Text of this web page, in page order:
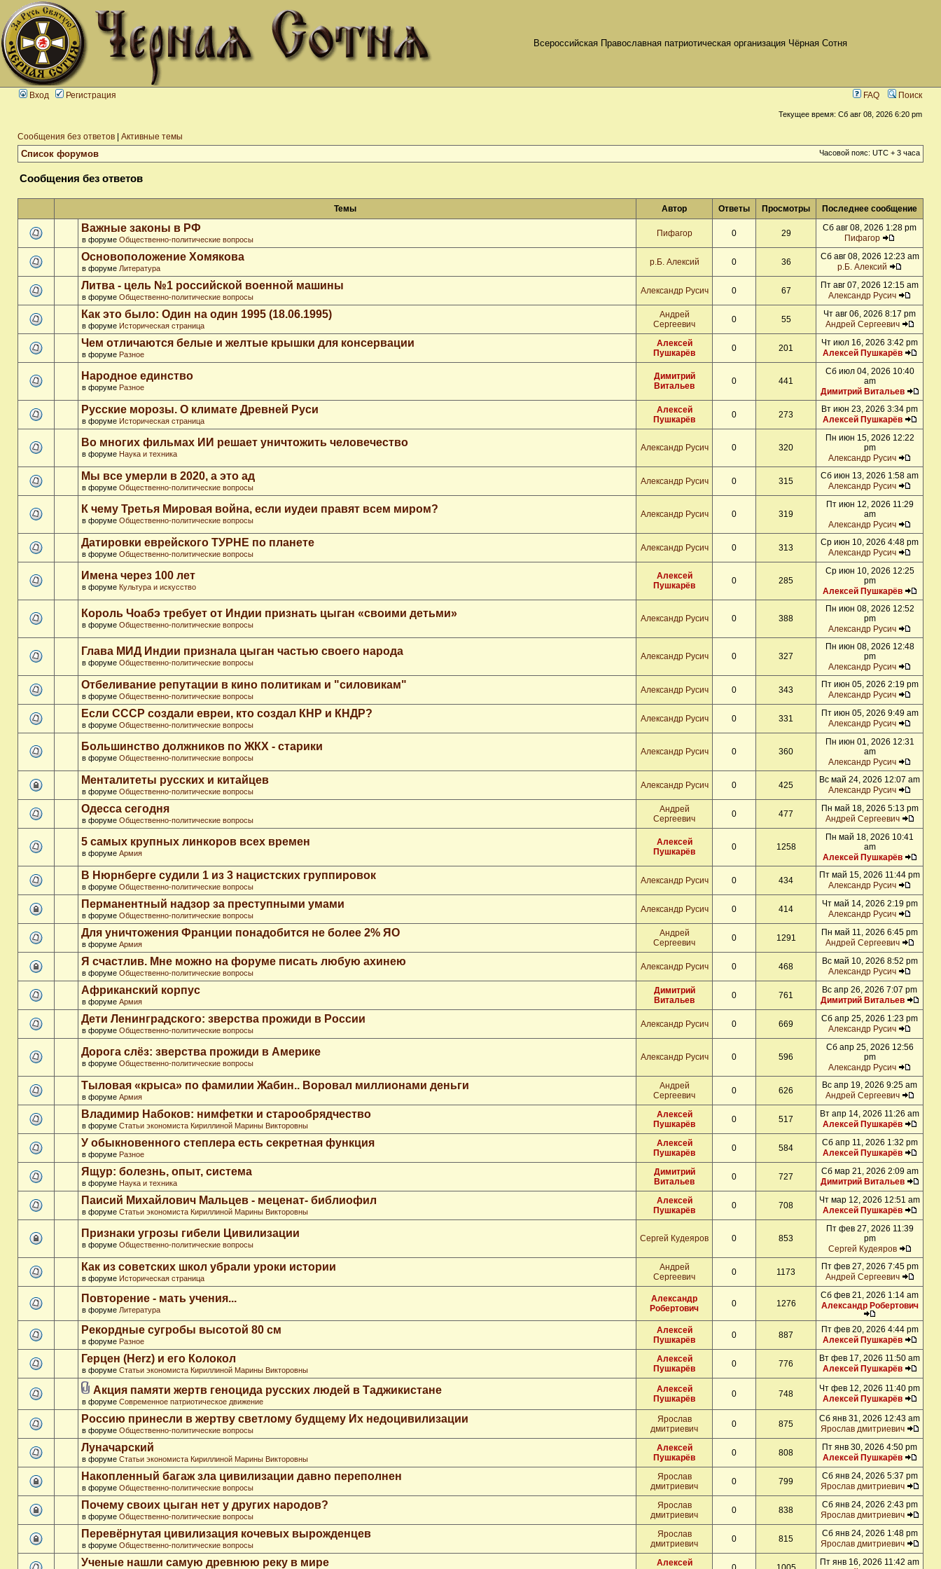
Всероссийская Православная патриотическая организация Чёрная Сотня
Вход Регистрация FAQ Поиск
Текущее время: Сб авг 08, 2026 6:20 pm
Сообщения без ответов Активные темы
Список форумов Часовой пояс: UTC + 3 часа
Сообщения без ответов
Темы Автор Ответы Просмотры Последнее сообщение
Важные законы в РФ
в форуме Общественно-политические вопросы
Пифагор 0 29
Сб авг 08, 2026 1:28 pm
Пифагор
Основоположение Хомякова
в форуме Литература
р.Б. Алексий 0 36
Сб авг 08, 2026 12:23 am
р.Б. Алексий
Литва - цель №1 российской военной машины
в форуме Общественно-политические вопросы
Александр Русич 0 67
Пт авг 07, 2026 12:15 am
Александр Русич
Как это было: Один на один 1995 (18.06.1995)
в форуме Историческая страница
Андрей
Сергеевич
0 55
Чт авг 06, 2026 8:17 pm
Андрей Сергеевич
Чем отличаются белые и желтые крышки для консервации
в форуме Разное
Алексей
Пушкарёв
0 201
Чт июл 16, 2026 3:42 pm
Алексей Пушкарёв
Народное единство
в форуме Разное
Димитрий
Витальев
0 441
Сб июл 04, 2026 10:40
am
Димитрий Витальев
Русские морозы. О климате Древней Руси
в форуме Историческая страница
Алексей
Пушкарёв
0 273
Вт июн 23, 2026 3:34 pm
Алексей Пушкарёв
Во многих фильмах ИИ решает уничтожить человечество
в форуме Наука и техника
Александр Русич 0 320
Пн июн 15, 2026 12:22
pm
Александр Русич
Мы все умерли в 2020, а это ад
в форуме Общественно-политические вопросы
Александр Русич 0 315
Сб июн 13, 2026 1:58 am
Александр Русич
К чему Третья Мировая война, если иудеи правят всем миром?
в форуме Общественно-политические вопросы
Александр Русич 0 319
Пт июн 12, 2026 11:29
am
Александр Русич
Датировки еврейского ТУРНЕ по планете
в форуме Общественно-политические вопросы
Александр Русич 0 313
Ср июн 10, 2026 4:48 pm
Александр Русич
Имена через 100 лет
в форуме Культура и искусство
Алексей
Пушкарёв
0 285
Ср июн 10, 2026 12:25
pm
Алексей Пушкарёв
Король Чоабэ требует от Индии признать цыган «своими детьми»
в форуме Общественно-политические вопросы
Александр Русич 0 388
Пн июн 08, 2026 12:52
pm
Александр Русич
Глава МИД Индии признала цыган частью своего народа
в форуме Общественно-политические вопросы
Александр Русич 0 327
Пн июн 08, 2026 12:48
pm
Александр Русич
Отбеливание репутации в кино политикам и "силовикам"
в форуме Общественно-политические вопросы
Александр Русич 0 343
Пт июн 05, 2026 2:19 pm
Александр Русич
Если СССР создали евреи, кто создал КНР и КНДР?
в форуме Общественно-политические вопросы
Александр Русич 0 331
Пт июн 05, 2026 9:49 am
Александр Русич
Большинство должников по ЖКХ - старики
в форуме Общественно-политические вопросы
Александр Русич 0 360
Пн июн 01, 2026 12:31
am
Александр Русич
Менталитеты русских и китайцев
в форуме Общественно-политические вопросы
Александр Русич 0 425
Вс май 24, 2026 12:07 am
Александр Русич
Одесса сегодня
в форуме Общественно-политические вопросы
Андрей
Сергеевич
0 477
Пн май 18, 2026 5:13 pm
Андрей Сергеевич
5 самых крупных линкоров всех времен
в форуме Армия
Алексей
Пушкарёв
0 1258
Пн май 18, 2026 10:41
am
Алексей Пушкарёв
В Нюрнберге судили 1 из 3 нацистских группировок
в форуме Общественно-политические вопросы
Александр Русич 0 434
Пт май 15, 2026 11:44 pm
Александр Русич
Перманентный надзор за преступными умами
в форуме Общественно-политические вопросы
Александр Русич 0 414
Чт май 14, 2026 2:19 pm
Александр Русич
Для уничтожения Франции понадобится не более 2% ЯО
в форуме Армия
Андрей
Сергеевич
0 1291
Пн май 11, 2026 6:45 pm
Андрей Сергеевич
Я счастлив. Мне можно на форуме писать любую ахинею
в форуме Общественно-политические вопросы
Александр Русич 0 468
Вс май 10, 2026 8:52 pm
Александр Русич
Африканский корпус
в форуме Армия
Димитрий
Витальев
0 761
Вс апр 26, 2026 7:07 pm
Димитрий Витальев
Дети Ленинградского: зверства прожиди в России
в форуме Общественно-политические вопросы
Александр Русич 0 669
Сб апр 25, 2026 1:23 pm
Александр Русич
Дорога слёз: зверства прожиди в Америке
в форуме Общественно-политические вопросы
Александр Русич 0 596
Сб апр 25, 2026 12:56
pm
Александр Русич
Тыловая «крыса» по фамилии Жабин.. Воровал миллионами деньги
в форуме Армия
Андрей
Сергеевич
0 626
Вс апр 19, 2026 9:25 am
Андрей Сергеевич
Владимир Набоков: нимфетки и старообрядчество
в форуме Статьи экономиста Кириллиной Марины Викторовны
Алексей
Пушкарёв
0 517
Вт апр 14, 2026 11:26 am
Алексей Пушкарёв
У обыкновенного степлера есть секретная функция
в форуме Разное
Алексей
Пушкарёв
0 584
Сб апр 11, 2026 1:32 pm
Алексей Пушкарёв
Ящур: болезнь, опыт, система
в форуме Наука и техника
Димитрий
Витальев
0 727
Сб мар 21, 2026 2:09 am
Димитрий Витальев
Паисий Михайлович Мальцев - меценат- библиофил
в форуме Статьи экономиста Кириллиной Марины Викторовны
Алексей
Пушкарёв
0 708
Чт мар 12, 2026 12:51 am
Алексей Пушкарёв
Признаки угрозы гибели Цивилизации
в форуме Общественно-политические вопросы
Сергей Кудеяров 0 853
Пт фев 27, 2026 11:39
pm
Сергей Кудеяров
Как из советских школ убрали уроки истории
в форуме Историческая страница
Андрей
Сергеевич
0 1173
Пт фев 27, 2026 7:45 pm
Андрей Сергеевич
Повторение - мать учения...
в форуме Литература
Александр
Робертович
0 1276
Сб фев 21, 2026 1:14 am
Александр Робертович
Рекордные сугробы высотой 80 см
в форуме Разное
Алексей
Пушкарёв
0 887
Пт фев 20, 2026 4:44 pm
Алексей Пушкарёв
Герцен (Herz) и его Колокол
в форуме Статьи экономиста Кириллиной Марины Викторовны
Алексей
Пушкарёв
0 776
Вт фев 17, 2026 11:50 am
Алексей Пушкарёв
Акция памяти жертв геноцида русских людей в Таджикистане
в форуме Современное патриотическое движение
Алексей
Пушкарёв
0 748
Чт фев 12, 2026 11:40 pm
Алексей Пушкарёв
Россию принесли в жертву светлому будщему Их недоцивилизации
в форуме Общественно-политические вопросы
Ярослав
дмитриевич
0 875
Сб янв 31, 2026 12:43 am
Ярослав дмитриевич
Луначарский
в форуме Статьи экономиста Кириллиной Марины Викторовны
Алексей
Пушкарёв
0 808
Пт янв 30, 2026 4:50 pm
Алексей Пушкарёв
Накопленный багаж зла цивилизации давно переполнен
в форуме Общественно-политические вопросы
Ярослав
дмитриевич
0 799
Сб янв 24, 2026 5:37 pm
Ярослав дмитриевич
Почему своих цыган нет у других народов?
в форуме Общественно-политические вопросы
Ярослав
дмитриевич
0 838
Сб янв 24, 2026 2:43 pm
Ярослав дмитриевич
Перевёрнутая цивилизация кочевых вырожденцев
в форуме Общественно-политические вопросы
Ярослав
дмитриевич
0 815
Сб янв 24, 2026 1:48 pm
Ярослав дмитриевич
Ученые нашли самую древнюю реку в мире
Алексей
Пт янв 16, 2026 11:42 am